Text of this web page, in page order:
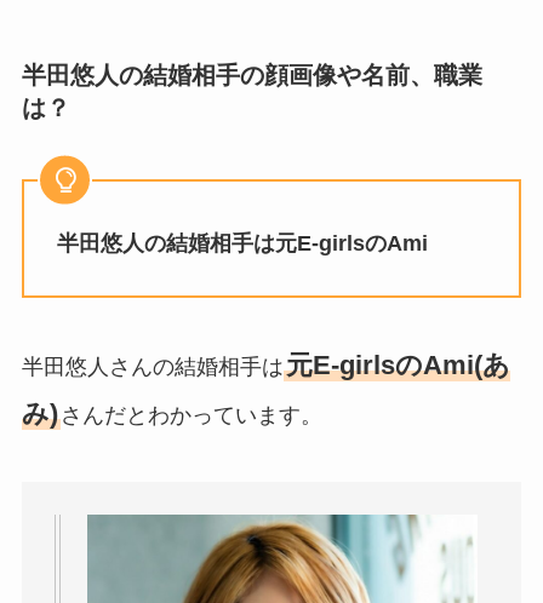
大坂なおみとコーディが結婚
あいのり桃の旦那・大西翔の
馴れ初めも調査！
半田悠人の結婚相手の顔画像や名前、職業
は？
半田悠人の結婚相手は元E-girlsのAmi
半田悠人さんの結婚相手は元E-girlsのAmi(あ
み)さんだとわかっています。